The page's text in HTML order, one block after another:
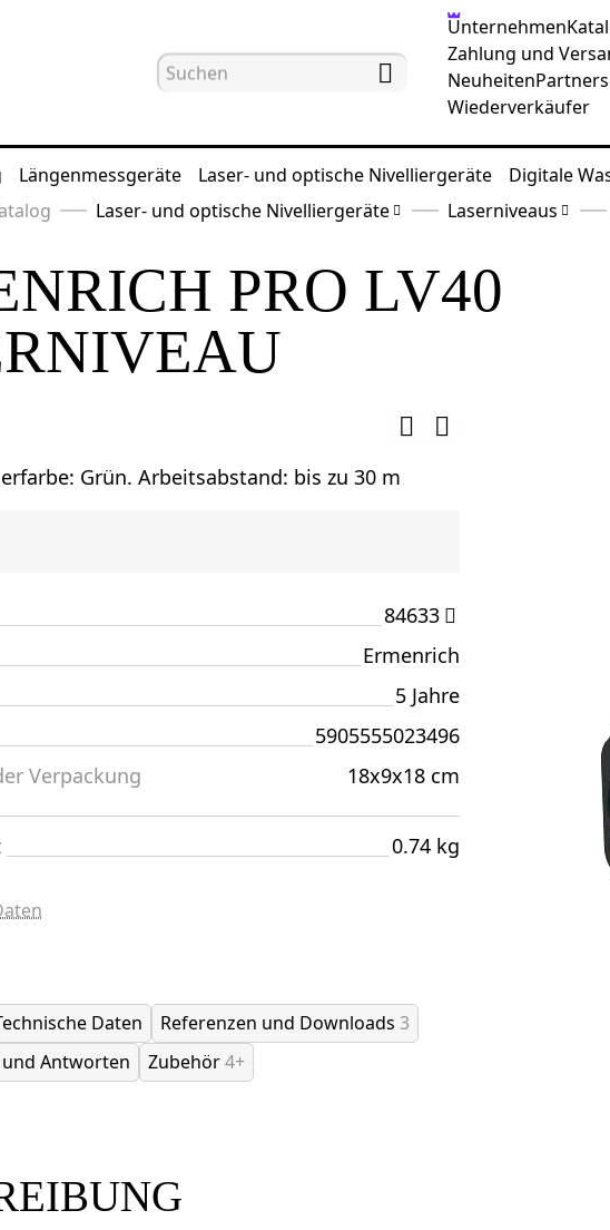
Unternehmen
Zahlung und
Neuheiten
Wiederverkäufer
Längenmessgeräte Laser- und optische Nivelliergeräte Digitale
Laser- und optische Nivelliergeräte Laserniveaus
PRO LV40
Grün. Arbeitsabstand: bis zu 30 m
84633
Ermenrich
5 Jahre
5905555023496
Verpackung
18x9x18 cm
0.74 kg
Daten Referenzen und Downloads 3
und Antworten Zubehör4+